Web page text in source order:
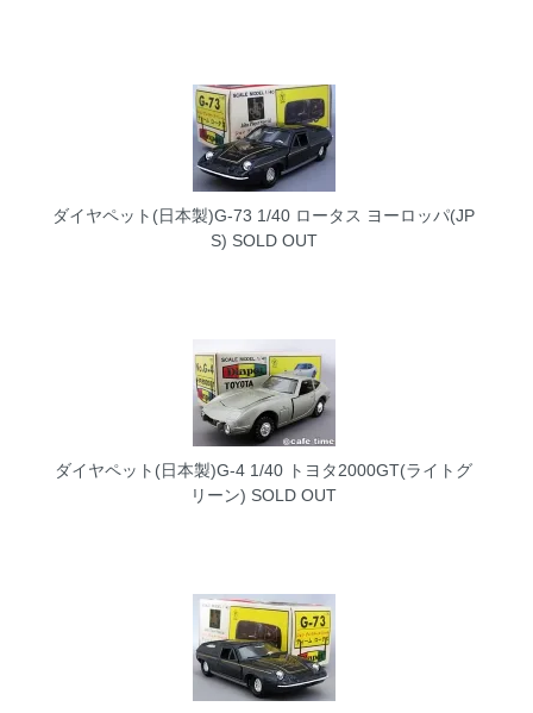
ダイヤペット(日本製)G-73 1/40 ロータス ヨーロッパ(JP
S) SOLD OUT
ダイヤペット(日本製)G-4 1/40 トヨタ2000GT(ライトグ
リーン) SOLD OUT